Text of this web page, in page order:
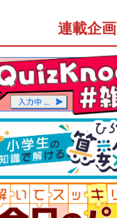
連載企画